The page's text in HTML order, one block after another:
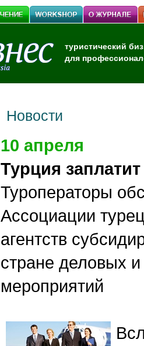
туристический
для
Новости
10 апреля
Турция
Туроператоры
Ассоциации
агентств
стране деловых
мероприятий